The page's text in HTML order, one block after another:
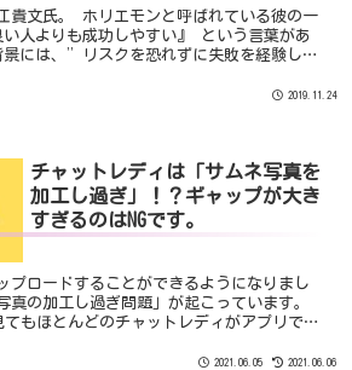
貴文氏。 ホリエモンと呼ばれている彼の一
人よりも成功しやすい』 という言葉があ
には、”リスクを恐れずに失敗を経験し、
2019.11.24
チャットレディは「サムネ写真を
加工し過ぎ」！？ギャップが大き
すぎるのはNGです。
プロードすることができるようになりまし
真の加工し過ぎ問題」が起こっています。
てもほとんどのチャットレディがアプリでの
の差であれば問題がありませんが”明らか
2021.06.05 2021.06.06